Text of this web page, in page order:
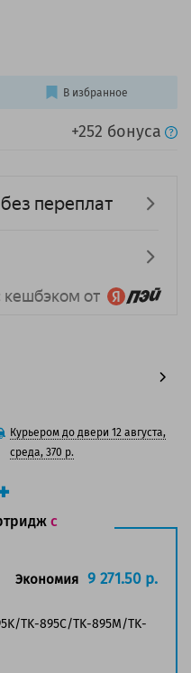
А4 при 5%
+252 бонуса
Курьером до двери 12 августа,
среда, 370 р.
В избранное
с
TK-895C/TK-895M/TK-
Экономия 9 271.50 р.